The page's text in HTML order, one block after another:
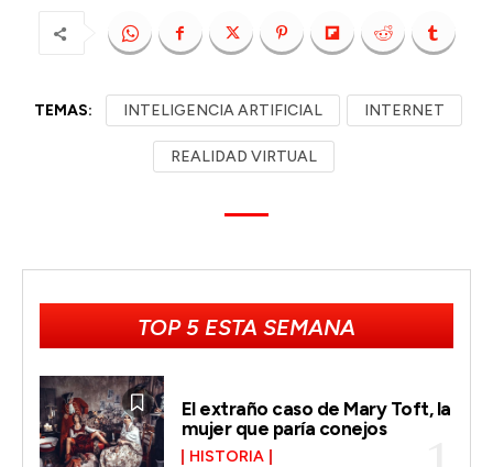
TEMAS: INTELIGENCIA ARTIFICIAL INTERNET
REALIDAD VIRTUAL
TOP 5 ESTA SEMANA
El extraño caso de Mary Toft, la
mujer que paría conejos
HISTORIA